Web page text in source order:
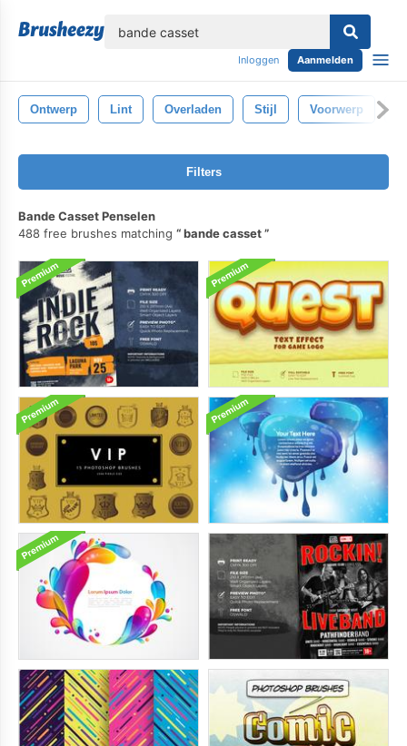
Inloggen Aanmelden
Ontwerp Lint Overladen Stijl Voorwerp
Filters
Bande Casset Penselen
488 free brushes matching
bande casset